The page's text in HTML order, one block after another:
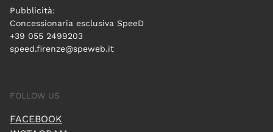
Pubblicità:
Concessionaria esclusiva SpeeD
+39 055 2499203
speed.firenze@speweb.it
FOLLOW US
FACEBOOK